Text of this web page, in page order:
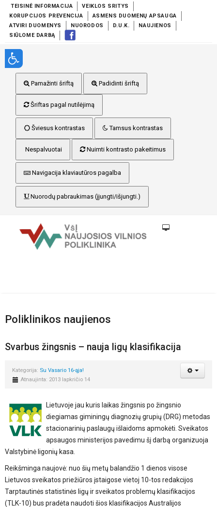
TEISINĖ INFORMACIJA
VEIKLOS SRITYS
KORUPCIJOS PREVENCIJA
ASMENS DUOMENŲ APSAUGA
ATVIRI DUOMENYS
NUORODOS D.U.K.
NAUJIENOS
SIŪLOME DARBĄ
Pamažinti šriftą Padidinti šriftą
Šriftas pagal nutilėjimą
Šviesus kontrastas Tamsus kontrastas
Nespalvuotai Nuimti kontrasto pakeitimus
Navigacija klaviautūros pagalba
Nuorodų pabraukimas (įjungti/išjungti.)
Poliklinikos naujienos
Svarbus žingsnis – nauja ligų klasifikacija
Kategorija: Su Vasario 16-ąja!
Atnaujinta: 2013 lapkričio 14
Lietuvoje jau kuris laikas žingsnis po žingsnio
diegiamas giminingų diagnozių grupių (DRG) metodas
stacionarinių paslaugų išlaidoms apmokėti. Sveikatos
apsaugos ministerijos pavedimu šį darbą organizuoja
Valstybinė ligonių kasa.
Reikšminga naujovė: nuo šių metų balandžio 1 dienos visose
Lietuvos sveikatos priežiūros įstaigose vietoj 10-tos redakcijos
Tarptautinės statistinės ligų ir sveikatos problemų klasifikacijos
(TLK-10) bus pradėta naudoti šios klasifikacijos Australijos